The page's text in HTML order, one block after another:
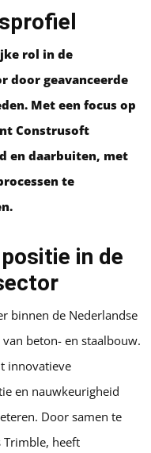
rol in de
door geavanceerde
Met een focus op
Construsoft
en daarbuiten, met
te
in de
binnen de Nederlandse
beton- en staalbouw.
innovatieve
en nauwkeurigheid
Door samen te
Trimble, heeft